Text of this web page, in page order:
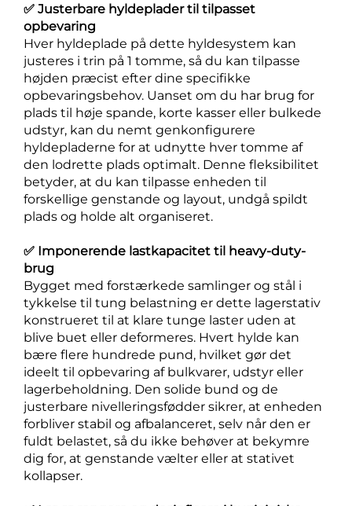
✅ Justerbare hyldeplader til tilpasset
opbevaring
Hver hyldeplade på dette hyldesystem kan
justeres i trin på 1 tomme, så du kan tilpasse
højden præcist efter dine specifikke
opbevaringsbehov. Uanset om du har brug for
plads til høje spande, korte kasser eller bulkede
udstyr, kan du nemt genkonfigurere
hyldepladerne for at udnytte hver tomme af
den lodrette plads optimalt. Denne fleksibilitet
betyder, at du kan tilpasse enheden til
forskellige genstande og layout, undgå spildt
plads og holde alt organiseret.
✅ Imponerende lastkapacitet til heavy-duty-
brug
Bygget med forstærkede samlinger og stål i
tykkelse til tung belastning er dette lagerstativ
konstrueret til at klare tunge laster uden at
blive buet eller deformeres. Hvert hylde kan
bære flere hundrede pund, hvilket gør det
ideelt til opbevaring af bulkvarer, udstyr eller
lagerbeholdning. Den solide bund og de
justerbare nivelleringsfødder sikrer, at enheden
forbliver stabil og afbalanceret, selv når den er
fuldt belastet, så du ikke behøver at bekymre
dig for, at genstande vælter eller at stativet
kollapser.